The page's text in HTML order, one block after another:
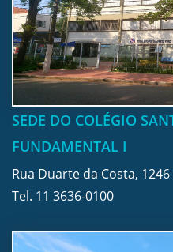
SEDE DO COLÉGIO
FUNDAMENTAL I
Rua Duarte da Costa,
Tel. 11 3636-0100